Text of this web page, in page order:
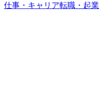
仕事・キャリア転職・起業